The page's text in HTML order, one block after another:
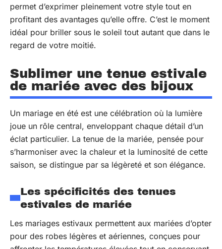
permet d’exprimer pleinement votre style tout en
profitant des avantages qu’elle offre. C’est le moment
idéal pour briller sous le soleil tout autant que dans le
regard de votre moitié.
Sublimer une tenue estivale
de mariée avec des bijoux
Un mariage en été est une célébration où la lumière
joue un rôle central, enveloppant chaque détail d’un
éclat particulier. La tenue de la mariée, pensée pour
s’harmoniser avec la chaleur et la luminosité de cette
saison, se distingue par sa légèreté et son élégance.
Les spécificités des tenues
estivales de mariée
Les mariages estivaux permettent aux mariées d’opter
pour des robes légères et aériennes, conçues pour